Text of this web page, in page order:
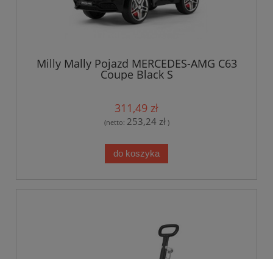
Milly Mally Pojazd MERCEDES-AMG C63
Coupe Black S
311,49 zł
(netto: 253,24 zł)
do koszyka